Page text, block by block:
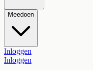
Meedoen
Inloggen
Inloggen